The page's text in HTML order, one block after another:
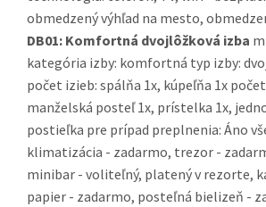
obmedzený výhľad na mesto,
DB01: Komfortná dvojlôžková izba
kategória izby: komfortná typ izby:
počet izieb: spálňa 1x, kúpeľňa 1x
manželská posteľ 1x, prístelka 1x,
postieľka pre prípad preplnenia: Áno
klimatizácia - zadarmo, trezor -
minibar - voliteľný, platený v rezorte,
papier - zadarmo, posteľná bielizeň -